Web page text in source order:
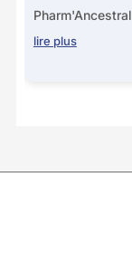
Pharm'Ancestral
lire plus